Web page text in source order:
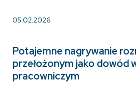
05.02.2026
Potajemne nagrywanie
przełożonym jako dowód
pracowniczym